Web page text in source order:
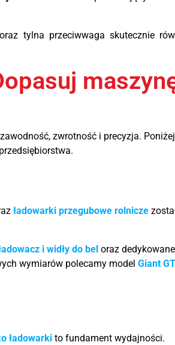
tylna przeciwwaga skutecznie
zwrotność i precyzja.
ładowarki przegubowe rolnicze
i widły do bel oraz dedykowane
wymiarów polecamy model Giant
ładowarki to fundament wydajności.